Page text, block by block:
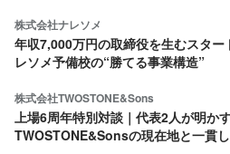
株式会社ナレソメ
年収7,000万円の取締役を生むスター
レソメ予備校の“勝てる事業構造”
株式会社TWOSTONE&Sons
上場6周年特別対談｜代表2人が明か
TWOSTONE&Sonsの現在地と一貫